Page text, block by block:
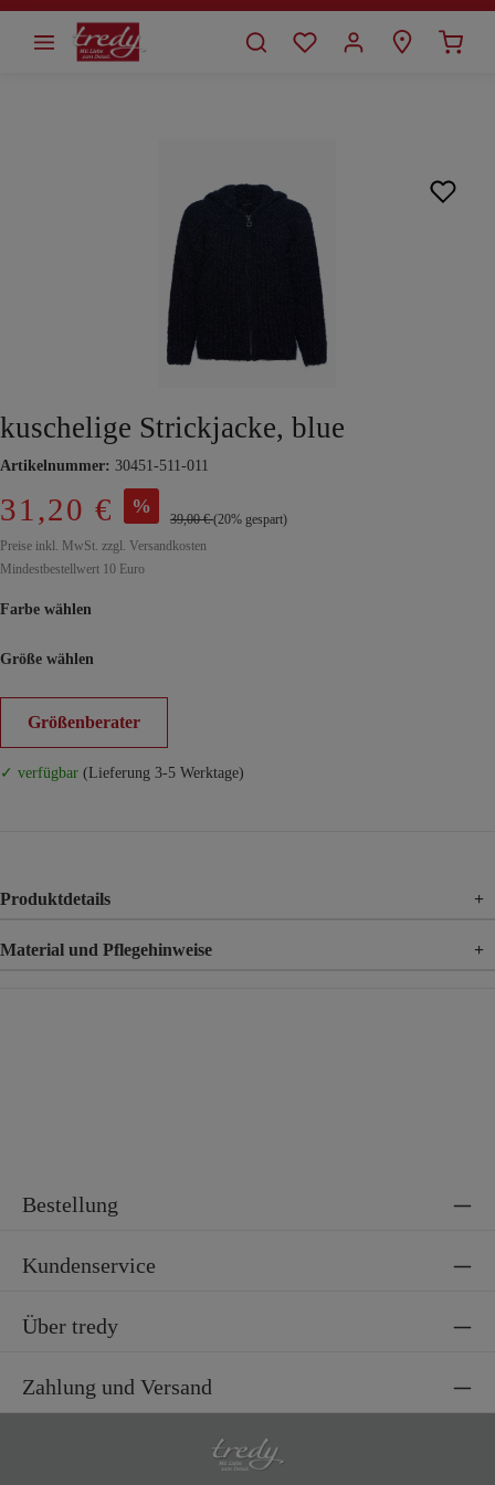
springen
kuschelige Strickjacke, blue
Artikelnummer: 30451-511-011
31,20 € %
39,00 €(20% gespart)
Preise inkl. MwSt. zzgl. Versandkosten
Mindestbestellwert 10 Euro
Farbe wählen
Größe wählen
Größenberater
✓ verfügbar (Lieferung 3-5 Werktage)
Produktdetails +
Material und Pflegehinweise +
Bestellung
Kundenservice
Über tredy
Zahlung und Versand